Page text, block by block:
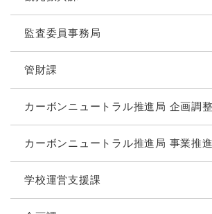
監査委員事務局
管財課
カーボンニュートラル推進局 企画調
カーボンニュートラル推進局 事業推
学校運営支援課